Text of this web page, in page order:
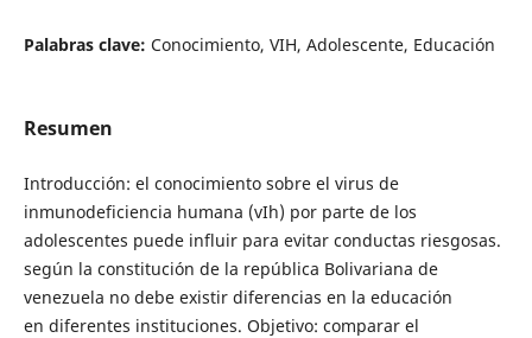
Palabras clave: Conocimiento, VIH, Adolescente, Educación
Resumen
Introducción: el conocimiento sobre el virus de
inmunodeficiencia humana (vIh) por parte de los
adolescentes puede influir para evitar conductas riesgosas.
según la constitución de la república Bolivariana de
venezuela no debe existir diferencias en la educación
en diferentes instituciones. Objetivo: comparar el